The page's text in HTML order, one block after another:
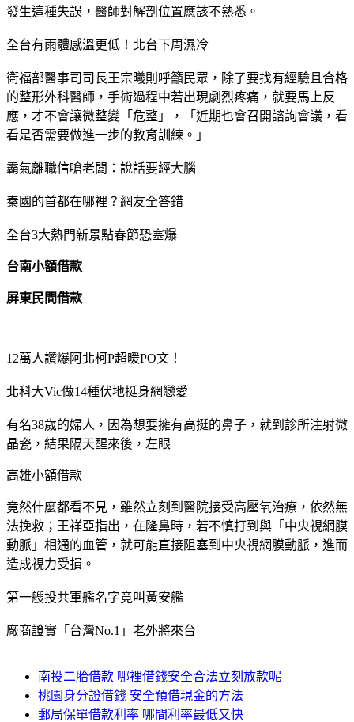
發生這種失誤，醫師對解剖位置應該不熟悉。
全台有雨體感溫更低！北台下周濕冷
衛福部醫事司司長王宗曦則呼籲民眾，除了要找有經驗且合格
的整形外科醫師，手術過程中若出現劇烈疼痛，就要馬上反
應，才不會讓微整變「危整」，「近期也會召開諮詢會議，看
看是否需要做進一步的教育訓練。」
霸氣離職信嗆老闆：說話要經大腦
秦國的首都在哪裡？網友全答錯
全台3大熱門新景點春節恐塞爆
台南小額借款
屏東民間借款
12萬人讚爆阿北柯P超暖PO文！
北科大Vic做14種伏地挺身網戀愛
有名38歲的婦人，因為想要擁有高挺的鼻子，就到診所注射微
晶瓷，結果隔天醒來後，左眼
高雄小額借款
竟然什麼都看不見，雖然立刻到醫院接受高壓氧治療，依然無
法挽救；王祥亞指出，在隆鼻時，若不慎打到與「中央視網膜
動脈」相通的血管，就可能直接阻塞到中央視網膜動脈，進而
造成視力受損。
第一艘投共軍艦名字竟叫黃安艦
廠商證實「台灣No.1」老外將來台
南投二胎借款 哪裡借錢安全合法立刻放款呢
桃園身分證借錢 安全預借現金的方法
郵局保單借款利率 哪間利率最低又快